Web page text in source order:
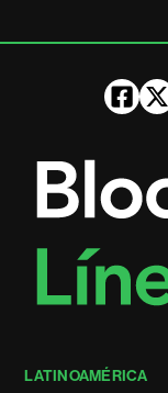
LATINOAMÉRICA